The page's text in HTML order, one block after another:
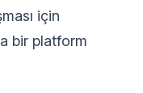
için
bir platform